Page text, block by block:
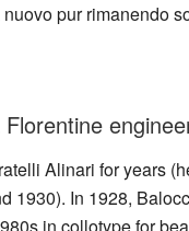
pur rimanendo
Alinari for years
1930). In 1928,